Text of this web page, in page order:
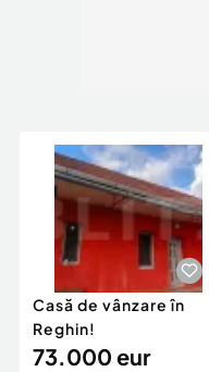
Casă de vânzare în
Reghin!
73.000 eur